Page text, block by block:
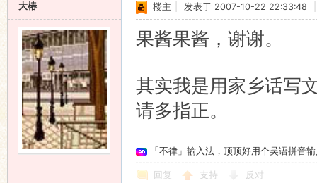
大椿 楼主 发表于 2007-10-22 22:33:48
果酱果酱，谢谢。
其实我是用家乡话写
请多指正。
「不律」输入法，顶顶好用个吴语拼音
回复 支持 反对